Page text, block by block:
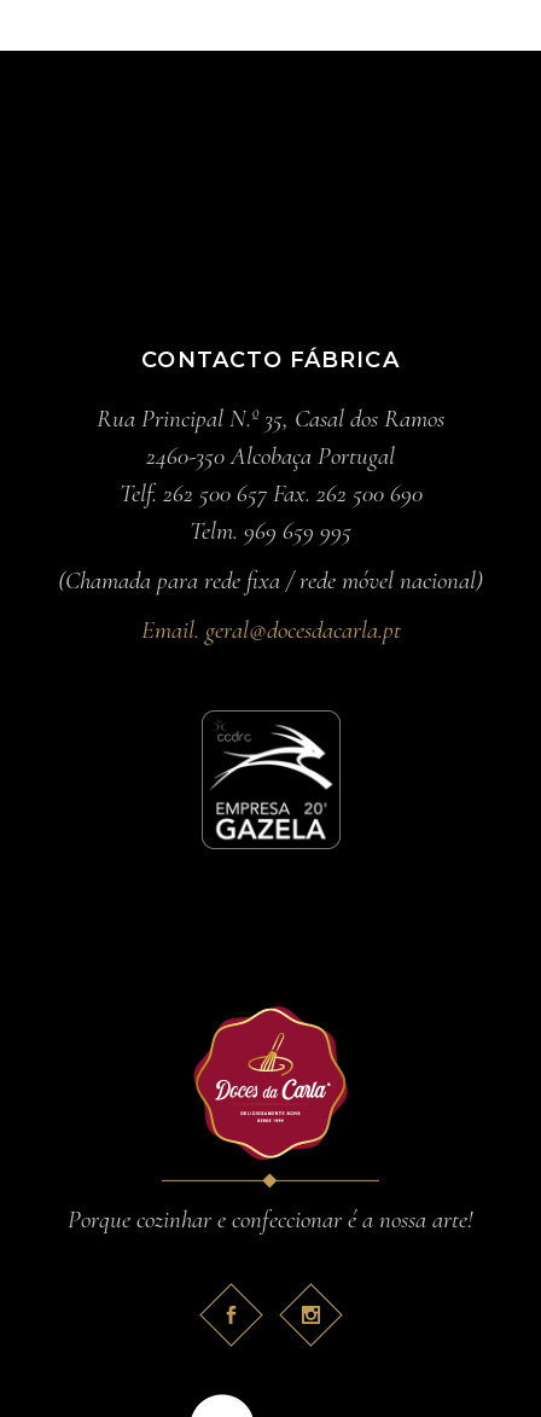
CONTACTO FÁBRICA
Rua Principal N.º 35, Casal dos Ramos
2460-350 Alcobaça Portugal
Telf. 262 500 657 Fax. 262 500 690
Telm. 969 659 995
(Chamada para rede fixa / rede móvel nacional)
Email. geral@docesdacarla.pt
Porque cozinhar e confeccionar é a nossa arte!